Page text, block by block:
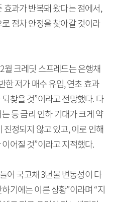
과가 반복돼 왔다는 점에서,
점차 안정을 찾아갈 것이라
월 크레딧 스프레드는 은행채
한 저가 매수 유입, 연초 효과
찾을 것”이라고 전망했다. 다
등 금리 인하 기대가 크게 약
정되지 않고 있고, 이로 인해
어질 것”이라고 지적했다.
어 국고채 3년물 변동성이 다
기에는 이른 상황”이라며 “지